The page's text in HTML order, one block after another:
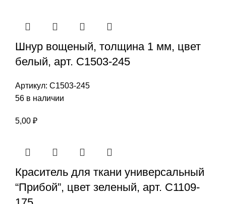
Шнур вощеный, толщина 1 мм, цвет
белый, арт. С1503-245
Артикул: С1503-245
56 в наличии
5,00 ₽
Краситель для ткани универсальный
“Прибой”, цвет зеленый, арт. С1109-